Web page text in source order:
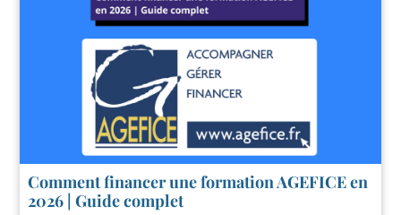
Comment financer une formation AGEFICE en
2026 | Guide complet